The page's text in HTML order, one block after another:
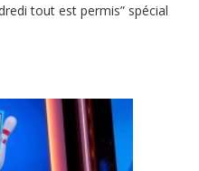
tout est permis” spécial